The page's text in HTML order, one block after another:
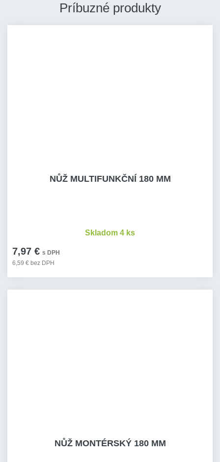
Príbuzné produkty
NŮŽ MULTIFUNKČNÍ 180 MM
7,97 € s DPH
6,59 € bez DPH
Skladom 4 ks
NŮŽ MONTÉRSKÝ 180 MM